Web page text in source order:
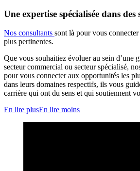
Une expertise spécialisée dans des
Nos consultants sont là pour vous
plus pertinentes.
Que vous souhaitiez évoluer au sein d’une
secteur commercial ou secteur spécialisé,
pour vous connecter aux opportunités les
dans leurs domaines respectifs, ils vous
carrière qui ont du sens et qui soutiennent
En lire plusEn lire moins